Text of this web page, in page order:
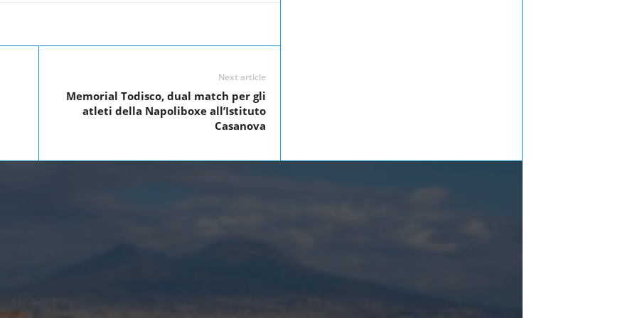
Next article
Memorial Todisco, dual match per gli
atleti della Napoliboxe all’Istituto
Casanova